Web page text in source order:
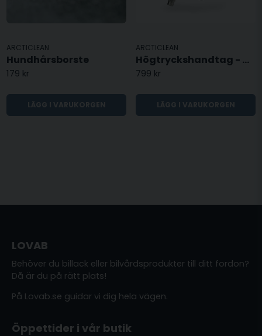
ARCTICLEAN
Hundhårsborste
179 kr
LÄGG I VARUKORGEN
ARCTICLEAN
Högtryckshandtag - Med munstyckeshållare
799 kr
LÄGG I VARUKORGEN
LOVAB
Behöver du billack eller bilvårdsprodukter till ditt fordon?
Då är du på rätt plats!
På Lovab.se guidar vi dig hela vägen.
Öppettider i vår butik